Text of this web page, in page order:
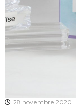
28 novembre 2020